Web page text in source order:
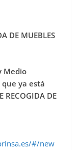
DE MUEBLES
Medio
que ya está
RECOGIDA DE
#/new